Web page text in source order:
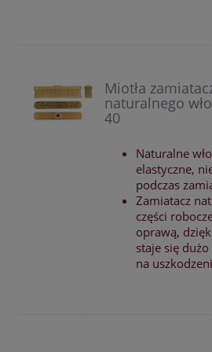
Miotła
naturalnego
40
Naturalne
elastyczne,
podczas
Zamiatacz
części
oprawą,
staje się
na